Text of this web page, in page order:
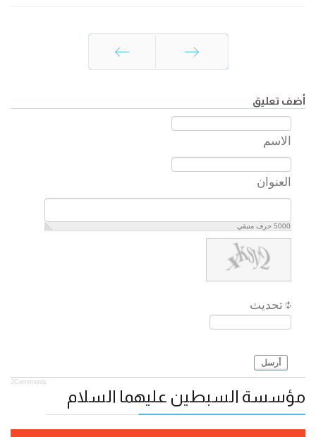
أضف تعليق
الاسم
العنوان
5000 حرف متبقي
تحديث
أرسل
JComments
مؤسسة السبطين عليهما السلام